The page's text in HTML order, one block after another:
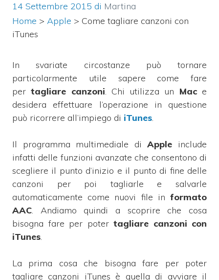
14 Settembre 2015 di Martina
Home > Apple > Come tagliare canzoni con
iTunes
In svariate circostanze può tornare
particolarmente utile sapere come fare
pertagliare canzoni. Chi utilizza un Mace
desidera effettuare l’operazione in questione
può ricorrere all’impiego di iTunes.
Il programma multimediale diApple include
infatti delle funzioni avanzate che consentono di
scegliere il punto d’inizio e il punto di fine delle
canzoni per poi tagliarle e salvarle
automaticamente come nuovi file in formato
AAC. Andiamo quindi a scoprire che cosa
bisogna fare per poter tagliare canzoni con
iTunes.
La prima cosa che bisogna fare per poter
tagliare canzoni iTunes è quella di avviare il